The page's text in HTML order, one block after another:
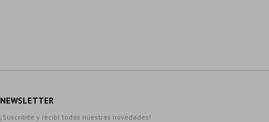
NEWSLETTER
¡Suscribite y recibí todas nuestras novedades!